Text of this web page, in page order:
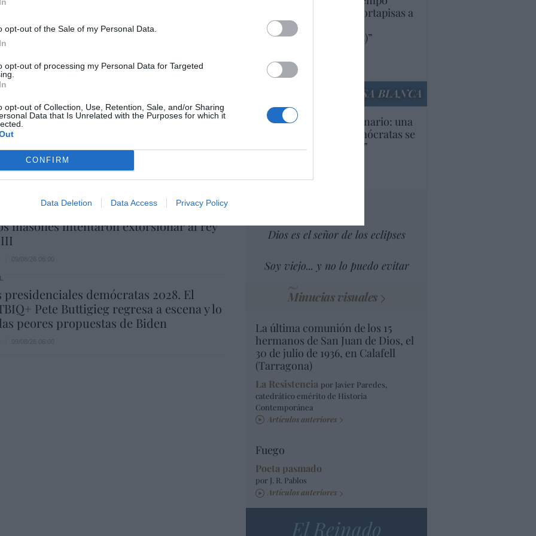
opt-out of the Sale of my Personal Data.
opt-out of processing my Personal Data for Targeted
opt-out of Collection, Use, Retention, Sale, and/or Sharing
Data that Is Unrelated with the Purposes for which it
CONFIRM
Data Deletion Data Access Privacy Policy
y el mediano
del Papa León XIV: lentos pero
09/08/26 06:00
masones intentaron extorsionar al rey
demócratas 2028. El
Pete Buttigieg regresa a escena y lo
peores propuestas de Biden
poniendo aranceles y cortapisas a
productos y compañías
americanas (y europeas)”
Artículos anteriores
LA CASA BLANCA
EEUU. Inquietante escenario: una
tercera parte de los demócratas se
define como “socialista”
Dios es el señor de los eclipses
Soy viejo... y no lo puedo evitar
Minucias visuales
La última comunión de los 15
hermanos de San Juan de Dios, el
30 de julio de 1936, en Calafell
(Tarragona)
La Resistencia por Javier Paredes,
catedrático emérito de Historia
Contemporánea
Artículos anteriores
Fuego
Poeta pasmado
por J. R. Pablos
Artículos anteriores
El Reinado